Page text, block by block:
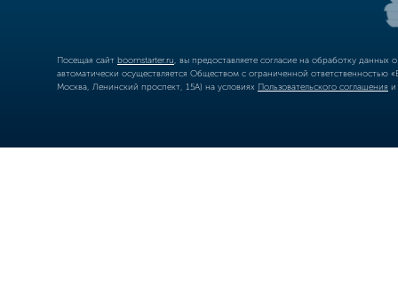
Посещая сайт boomstarter.ru , вы предоставляете согласие на обработку
автоматически осуществляется Обществом с ограниченной
Москва, Ленинский проспект, 15А) на условиях Пользовательского соглашения и